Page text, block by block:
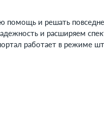
помощь и решать
и расширяем
работает в режиме